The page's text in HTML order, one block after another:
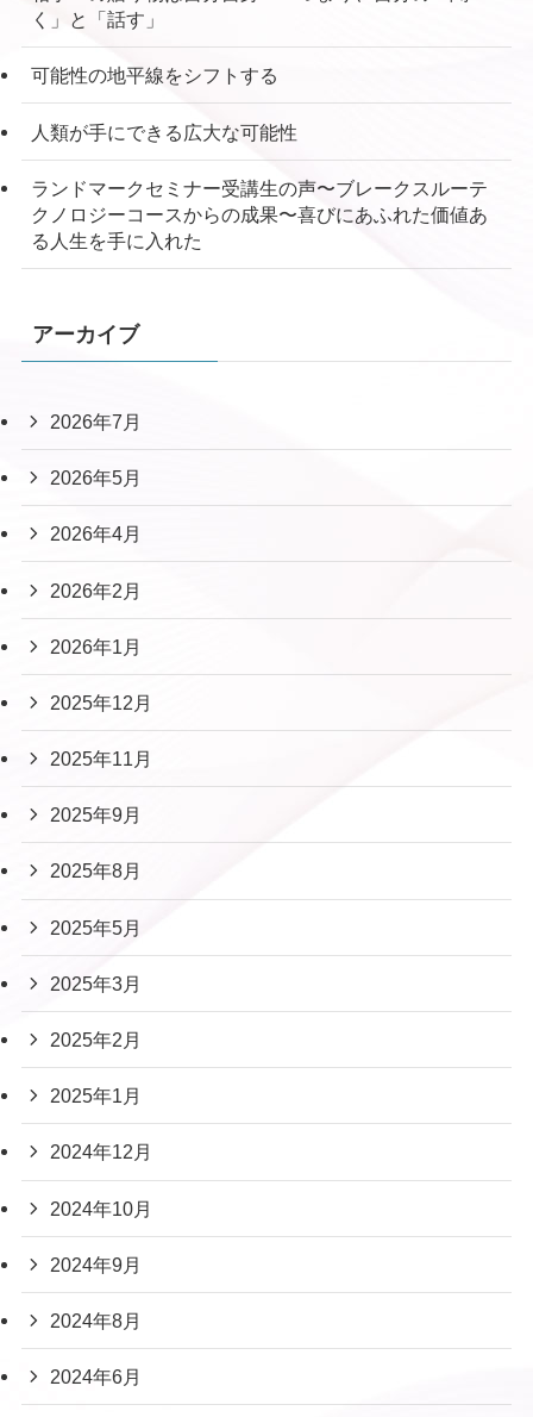
く」と「話す」
可能性の地平線をシフトする
人類が手にできる広大な可能性
ランドマークセミナー受講生の声〜ブレークスルーテ
クノロジーコースからの成果〜喜びにあふれた価値あ
る人生を手に入れた
アーカイブ
2026年7月
2026年5月
2026年4月
2026年2月
2026年1月
2025年12月
2025年11月
2025年9月
2025年8月
2025年5月
2025年3月
2025年2月
2025年1月
2024年12月
2024年10月
2024年9月
2024年8月
2024年6月